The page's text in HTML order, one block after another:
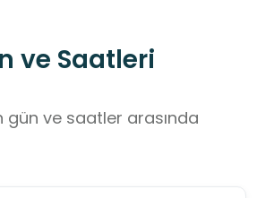
ve Saatleri
gün ve saatler arasında